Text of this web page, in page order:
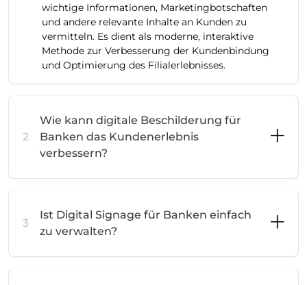
wichtige Informationen, Marketingbotschaften
und andere relevante Inhalte an Kunden zu
vermitteln. Es dient als moderne, interaktive
Methode zur Verbesserung der Kundenbindung
und Optimierung des Filialerlebnisses.
2
Wie kann digitale Beschilderung für
Banken das Kundenerlebnis
verbessern?
3
Ist Digital Signage für Banken einfach
zu verwalten?